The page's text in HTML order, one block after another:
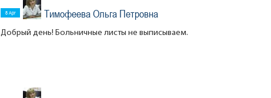
8 Apr Тимофеева Ольга Петровна
Добрый день! Больничные листы не выписываем.